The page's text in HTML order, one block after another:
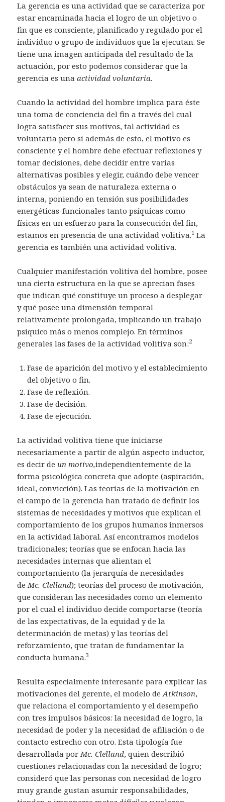
La gerencia es una actividad que se caracteriza por
estar encaminada hacia el logro de un objetivo o
fin que es consciente, planificado y regulado por el
individuo o grupo de individuos que la ejecutan. Se
tiene una imagen anticipada del resultado de la
actuación, por esto podemos considerar que la
gerencia es una actividad voluntaria.
Cuando la actividad del hombre implica para éste
una toma de conciencia del fin a través del cual
logra satisfacer sus motivos, tal actividad es
voluntaria pero si además de esto, el motivo es
consciente y el hombre debe efectuar reflexiones y
tomar decisiones, debe decidir entre varias
alternativas posibles y elegir, cuándo debe vencer
obstáculos ya sean de naturaleza externa o
interna, poniendo en tensión sus posibilidades
energéticas-funcionales tanto psíquicas como
físicas en un esfuerzo para la consecución del fin,
estamos en presencia de una actividad volitiva.1 La
gerencia es también una actividad volitiva.
Cualquier manifestación volitiva del hombre, posee
una cierta estructura en la que se aprecian fases
que indican qué constituye un proceso a desplegar
y qué posee una dimensión temporal
relativamente prolongada, implicando un trabajo
psíquico más o menos complejo. En términos
generales las fases de la actividad volitiva son:2
Fase de aparición del motivo y el establecimiento
del objetivo o fin.
Fase de reflexión.
Fase de decisión.
Fase de ejecución.
La actividad volitiva tiene que iniciarse
necesariamente a partir de algún aspecto inductor,
es decir de un motivo,independientemente de la
forma psicológica concreta que adopte (aspiración,
ideal, convicción). Las teorías de la motivación en
el campo de la gerencia han tratado de definir los
sistemas de necesidades y motivos que explican el
comportamiento de los grupos humanos inmersos
en la actividad laboral. Así encontramos modelos
tradicionales; teorías que se enfocan hacia las
necesidades internas que alientan el
comportamiento (la jerarquía de necesidades
deMc. Clelland); teorías del proceso de motivación,
que consideran las necesidades como un elemento
por el cual el individuo decide comportarse (teoría
de las expectativas, de la equidad y de la
determinación de metas) y las teorías del
reforzamiento, que tratan de fundamentar la
conducta humana.3
Resulta especialmente interesante para explicar las
motivaciones del gerente, el modelo deAtkinson,
que relaciona el comportamiento y el desempeño
con tres impulsos básicos: la necesidad de logro, la
necesidad de poder y la necesidad de afiliación o de
contacto estrecho con otro. Esta tipología fue
desarrollada porMc. Clelland, quien describió
cuestiones relacionadas con la necesidad de logro;
consideró que las personas con necesidad de logro
muy grande gustan asumir responsabilidades,